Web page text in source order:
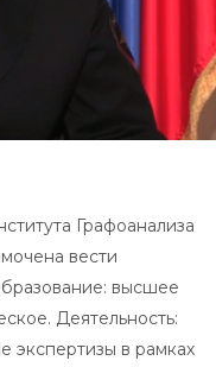
Графоанализа
вести
высшее
Деятельность:
экспертизы в рамках